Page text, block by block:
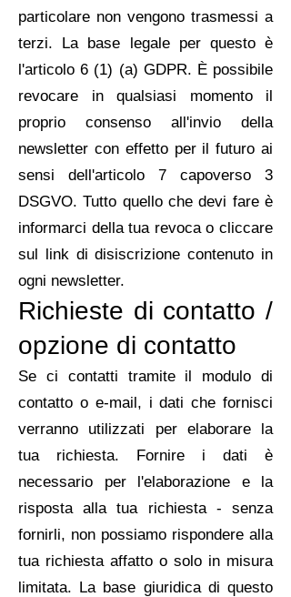
particolare non vengono trasmessi a
terzi. La base legale per questo è
l'articolo 6 (1) (a) GDPR. È possibile
revocare in qualsiasi momento il
proprio consenso all'invio della
newsletter con effetto per il futuro ai
sensi dell'articolo 7 capoverso 3
DSGVO. Tutto quello che devi fare è
informarci della tua revoca o cliccare
sul link di disiscrizione contenuto in
ogni newsletter.
Richieste di contatto /
opzione di contatto
Se ci contatti tramite il modulo di
contatto o e-mail, i dati che fornisci
verranno utilizzati per elaborare la
tua richiesta. Fornire i dati è
necessario per l'elaborazione e la
risposta alla tua richiesta - senza
fornirli, non possiamo rispondere alla
tua richiesta affatto o solo in misura
limitata. La base giuridica di questo